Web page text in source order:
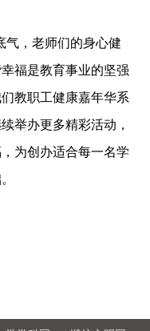
气，老师们的身心健
福是教育事业的坚强
教职工健康嘉年华系
举办更多精彩活动，
为创办适合每一名学